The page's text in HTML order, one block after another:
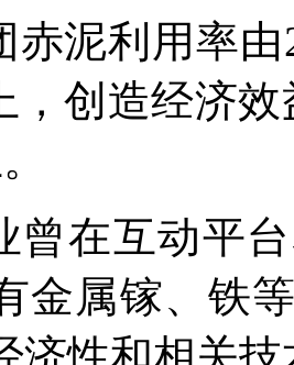
赤泥利用率
，创造经济
曾在互动平
金属镓、铁
济性和相关